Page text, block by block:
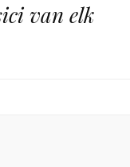
van elk